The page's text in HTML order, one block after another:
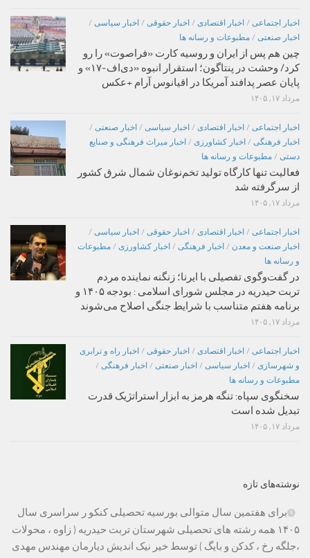
اخبار اجتماعی / اخبار اقتصادی / اخبار حقوقی / اخبار سیاسی /
اخبار صنعتی / مطبوعات و رسانه ها
چین هم پس از ایران و روسیه کارت «فراصوت» را رو
کرد/ وحشت در پنتاگون؛ استقرار انبوه «دی‌اف‑۱۷» و
پایان عصر پدافند آمریکا در اقیانوس آرام +عکس
مرداد ۱۷, ۱۴۰۵
اخبار اجتماعی / اخبار اقتصادی / اخبار سیاسی / اخبار صنعتی /
اخبار فرهنگی / اخبار کشاورزی / اخبار میراث فرهنگی و صنایع
دستی / مطبوعات و رسانه ها
فعالیت تنها کارگاه تولید تخم‌نوغان شمال شرق کشور
از سرگرفته شد
مرداد ۱۷, ۱۴۰۵
اخبار اجتماعی / اخبار اقتصادی / اخبار حقوقی / اخبار سیاسی /
اخبار صنعت و معدن / اخبار فرهنگی / اخبار کشاورزی / مطبوعات
و رسانه ها
در گفت‌وگوی تفصیلی با ایرنا؛ زنگنه نماینده مردم
تربت حیدریه در مجلس شورای اسلامی : بودجه ۱۴۰۵ و
برنامه هفتم متناسب با شرایط جنگی اصلاح می‌شوند
مرداد ۱۷, ۱۴۰۵
اخبار اجتماعی / اخبار اقتصادی / اخبار حقوقی / اخبار راه و ترابری
و شهرسازی / اخبار سیاسی / اخبار صنعتی / اخبار فرهنگی /
مطبوعات و رسانه ها
سخنگوی سپاه: تنگه هرمز به ابزار استراتژیک قدرت
تبدیل شده است
مرداد ۱۷, ۱۴۰۵
نوشته‌های تازه
برای هفتمین سال متوالی بورسیه تحصیلی کنکو ر سراسری سال
۱۴۰۵ همه رشته های تحصیلی شهرستان تربت حیدریه ( زاوه ، محولات
،جلگه رخ ، کدکن و بایگ ) توسط خیر نیک اندیش دیارمان مهندس مهدی